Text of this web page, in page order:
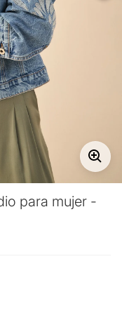
para mujer -